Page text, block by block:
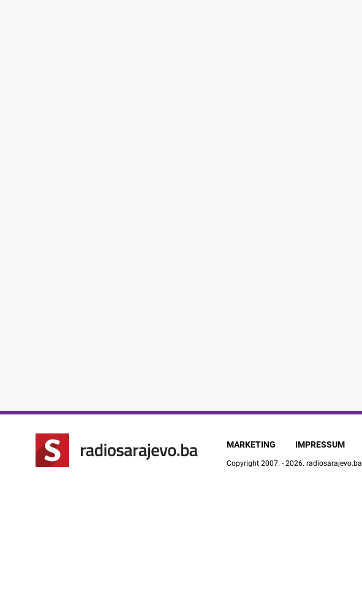
MARKETING IMPRESSUM
Copyright 2007. - 2026. radiosarajevo.ba